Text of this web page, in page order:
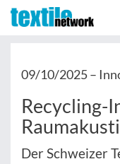
09/10/2025 –
Recycling-
Der Schweizer